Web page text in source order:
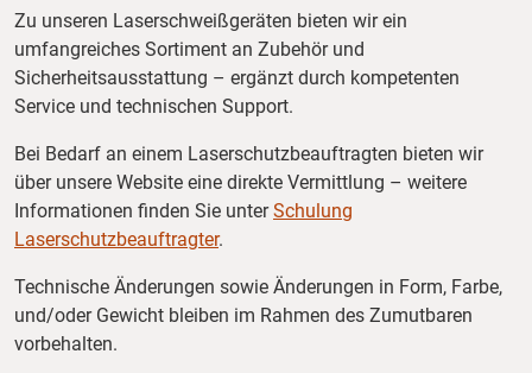
Zu unseren Laserschweißgeräten bieten wir ein
umfangreiches Sortiment an Zubehör und
Sicherheitsausstattung – ergänzt durch kompetenten
Service und technischen Support.
Bei Bedarf an einem Laserschutzbeauftragten bieten wir
über unsere Website eine direkte Vermittlung – weitere
Informationen finden Sie unterSchulung
Laserschutzbeauftragter.
Technische Änderungen sowie Änderungen in Form, Farbe,
und/oder Gewicht bleiben im Rahmen des Zumutbaren
vorbehalten.